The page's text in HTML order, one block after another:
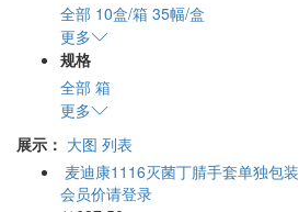
全部 10盒/箱 35幅/盒
更多
规格
全部 箱
更多
展示： 大图 列表
麦迪康1116灭菌丁腈手套单独包装
会员价请登录